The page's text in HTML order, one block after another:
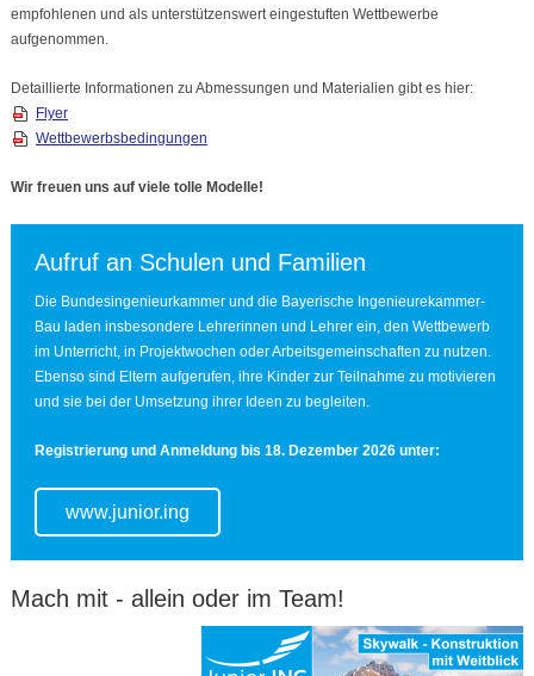
empfohlenen und als unterstützenswert eingestuften Wettbewerbe
aufgenommen.
Detaillierte Informationen zu Abmessungen und Materialien gibt es hier:
Flyer
Wettbewerbsbedingungen
Wir freuen uns auf viele tolle Modelle!
Aufruf an Schulen und Familien
Die Bundesingenieurkammer und die Bayerische Ingenieurekammer-
Bau laden insbesondere Lehrerinnen und Lehrer ein, den Wettbewerb
im Unterricht, in Projektwochen oder Arbeitsgemeinschaften zu nutzen.
Ebenso sind Eltern aufgerufen, ihre Kinder zur Teilnahme zu motivieren
und sie bei der Umsetzung ihrer Ideen zu begleiten.
Registrierung und Anmeldung bis 18. Dezember 2026 unter:
www.junior.ing
Mach mit - allein oder im Team!